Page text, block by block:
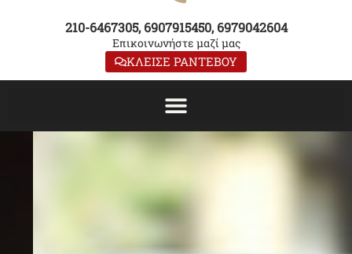
210-6467305, 6907915450, 6979042604
Επικοινωνήστε μαζί μας
ΚΛΕΙΣΕ ΡΑΝΤΕΒΟΥ